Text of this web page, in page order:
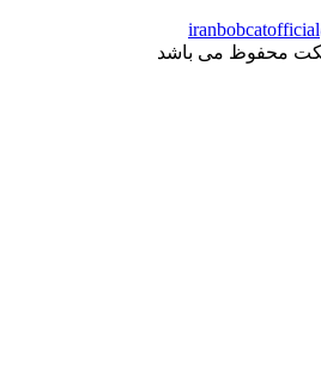
محفوظ می باشد